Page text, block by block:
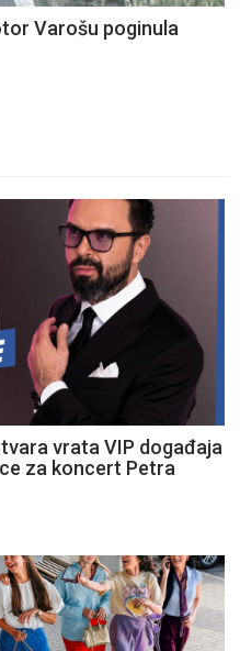
Varošu poginula
vrata VIP događaja
za koncert Petra